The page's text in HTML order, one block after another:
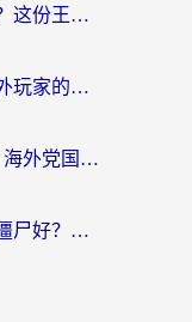
海外党玩王牌战士总掉帧延迟？这份王牌战士延迟加速器终极指南救你命
国外能打战舰少女吗现在？海外玩家的国服游戏加速终极指南
国外冒险岛2用什么加速器好？海外党国服游戏畅玩全攻略（附鸣潮哈利波特加速技巧）
国外用什么加速器打植物大战僵尸好？海外党国服游戏加速终极指南